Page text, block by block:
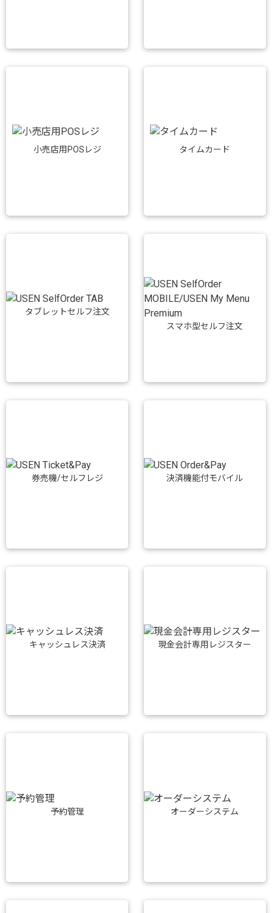
小売店用POSレジ タイムカード
タブレットセルフ注文
スマホ型セルフ注文
券売機/セルフレジ 決済機能付モバイル
キャッシュレス決済 現金会計専用レジスター
予約管理 オーダーシステム